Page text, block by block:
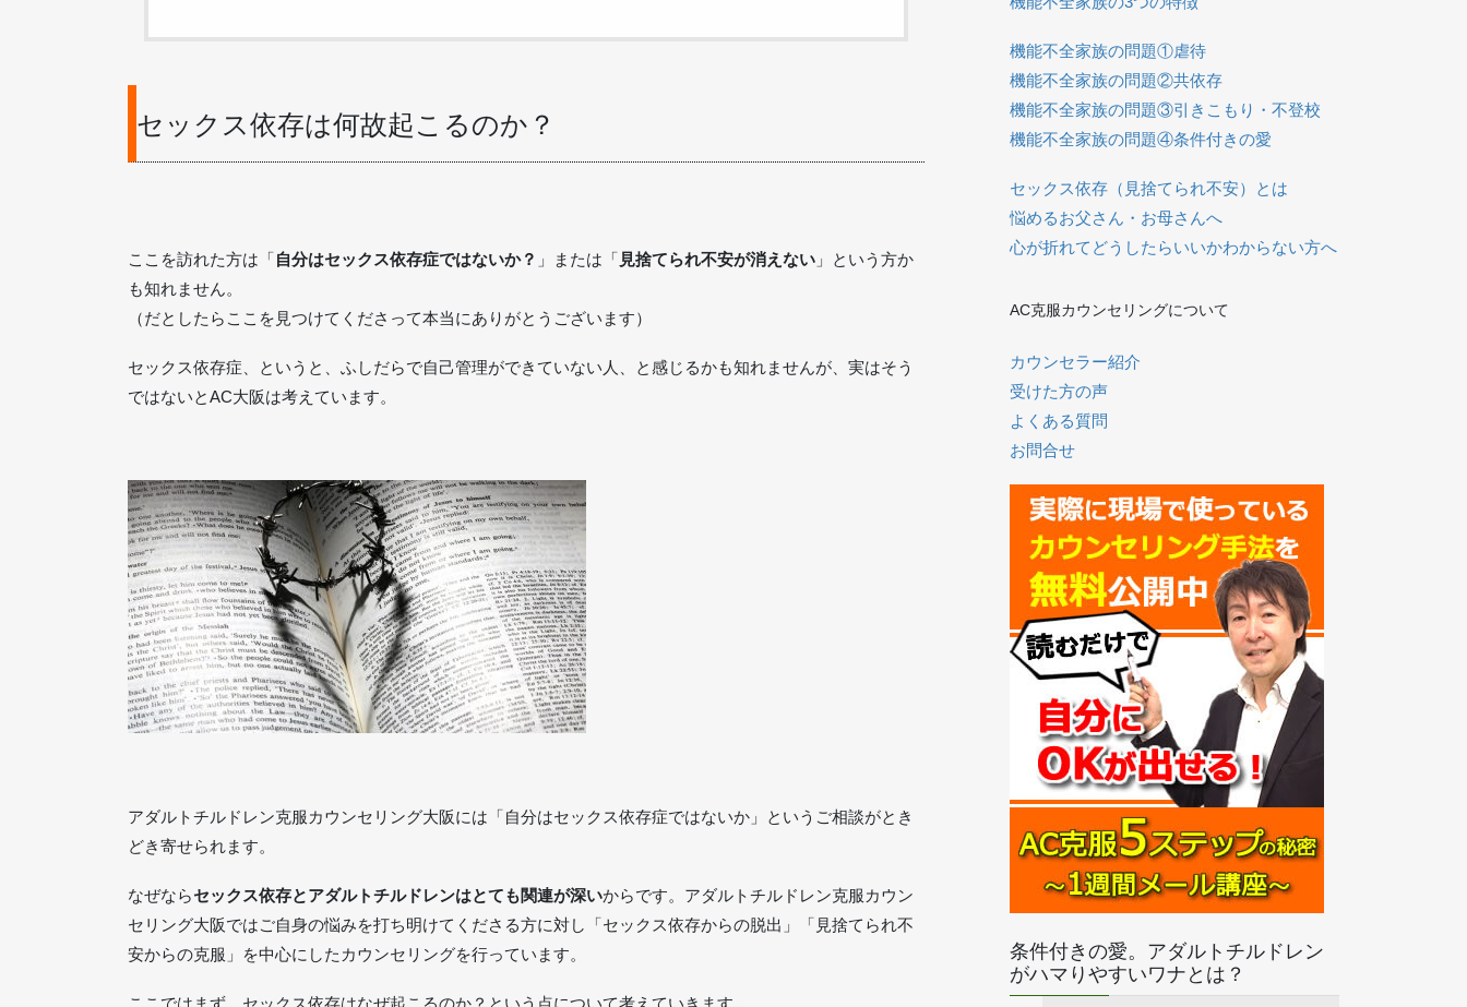
セックス依存は何故起こるのか？
ここを訪れた方は「自分はセックス依存症ではないか？ 」または「 見捨てられ不安が消えない 」という方か
も知れません。
（だとしたらここを見つけてくださって本当にありがとうございます）
セックス依存症、というと、ふしだらで自己管理ができていない人、と感じるかも知れませんが、実はそう
ではないとAC大阪は考えています。
アダルトチルドレン克服カウンセリング大阪には「自分はセックス依存症ではないか」というご相談がとき
どき寄せられます。
なぜならセックス依存とアダルトチルドレンはとても関連が深いからです。アダルトチルドレン克服カウン
セリング大阪ではご自身の悩みを打ち明けてくださる方に対し「セックス依存からの脱出」「見捨てられ不
安からの克服」を中心にしたカウンセリングを行っています。
ここではまず、セックス依存はなぜ起こるのか？という点について考えていきます。
機能不全家族の問題①虐待
機能不全家族の問題②共依存
機能不全家族の問題③引きこもり・不登校
機能不全家族の問題④条件付きの愛
セックス依存（見捨てられ不安）とは
悩めるお父さん・お母さんへ
心が折れてどうしたらいいかわからない方へ
AC克服カウンセリングについて
カウンセラー紹介
受けた方の声
よくある質問
お問合せ
条件付きの愛。アダルトチルドレン
がハマりやすいワナとは？